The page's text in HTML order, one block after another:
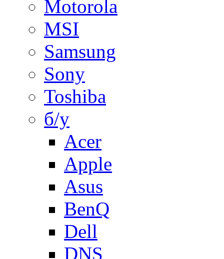
Motorola
MSI
Samsung
Sony
Toshiba
б/у
Acer
Apple
Asus
BenQ
Dell
DNS